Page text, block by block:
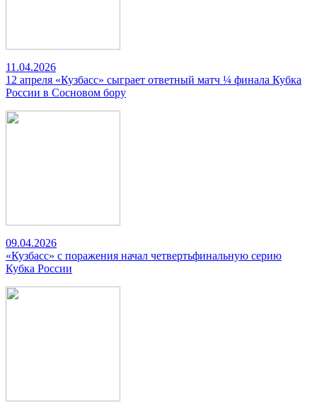
11.04.2026
12 апреля «Кузбасс» сыграет ответный матч ¼ финала Кубка
России в Сосновом бору
09.04.2026
«Кузбасс» с поражения начал четвертьфинальную серию
Кубка России